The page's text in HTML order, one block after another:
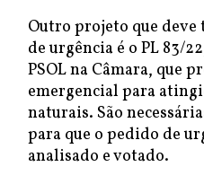
Outro projeto que
de urgência é o PL 83/
PSOL na Câmara, que
emergencial para
naturais. São
para que o pedido de
analisado e votado.